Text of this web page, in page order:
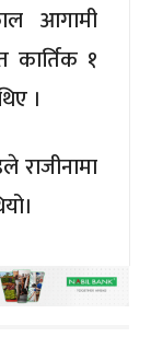
आगामी
१
।
राजीनामा